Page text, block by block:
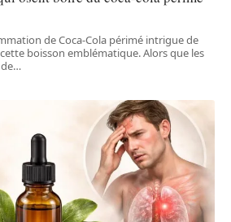
de Coca-Cola périmé intrigue de
boisson emblématique. Alors que les
…